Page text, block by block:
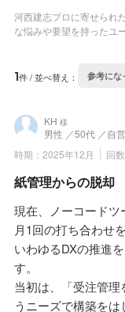
河西建志プロに寄せられ
な悩みや要望を持ったユ
1件 / 並べ替え： 参考にな
KH 様
男性 ／50代 ／自
時期：2025年12月
回
紙管理からの脱却
現在、ノーコードツ
月1回の打ち合わせ
いわゆるDXの推進
す。
当初は、「受注管
うニーズで構築をは